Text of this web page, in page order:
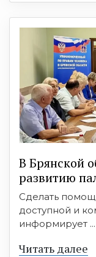
В Брянской
развитию
Сделать
доступной и
информирует ...
Читать далее